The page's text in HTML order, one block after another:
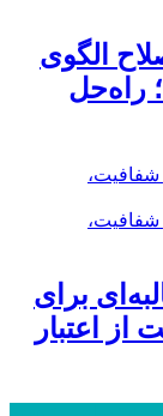
الگوی
راه‌حل
برای
اعتبار